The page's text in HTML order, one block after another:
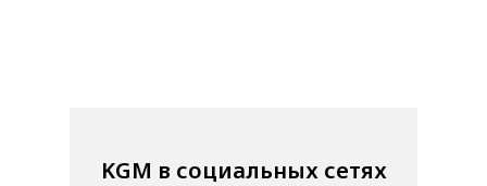
KGM в социальных сетях